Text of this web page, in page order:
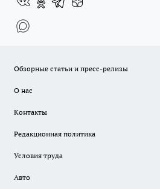
Обзорные статьи и пресс-релизы
О нас
Контакты
Редакционная политика
Условия труда
Авто